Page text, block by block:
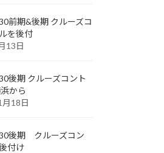
前期&後期 クルーズコ
を後付
13日
後期 クルーズコント
から
18日
後期 クルーズコン
付け